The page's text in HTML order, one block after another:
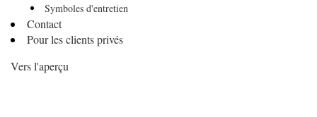
Symboles d'entretien
Contact
Pour les clients privés
Vers l'aperçu